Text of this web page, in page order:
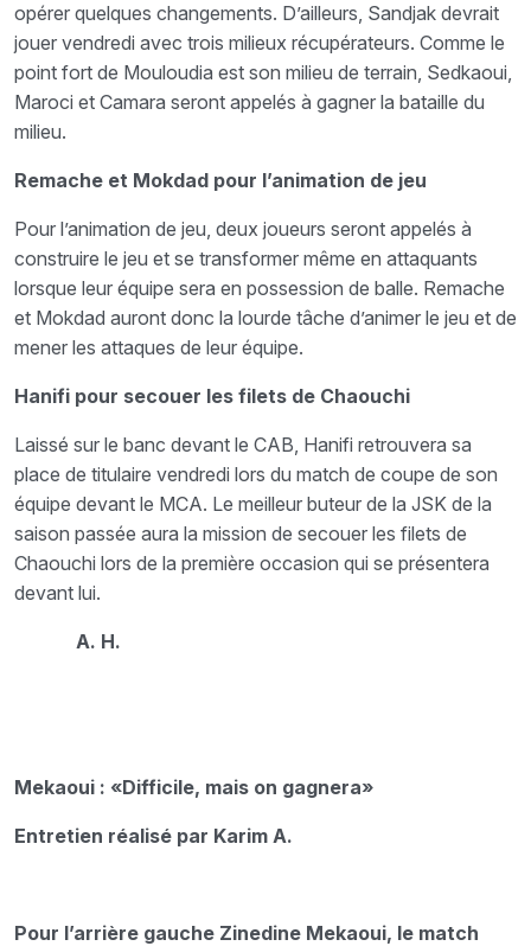
opérer quelques changements. D’ailleurs, Sandjak devrait
jouer vendredi avec trois milieux récupérateurs. Comme le
point fort de Mouloudia est son milieu de terrain, Sedkaoui,
Maroci et Camara seront appelés à gagner la bataille du
milieu.
Remache et Mokdad pour l’animation de jeu
Pour l’animation de jeu, deux joueurs seront appelés à
construire le jeu et se transformer même en attaquants
lorsque leur équipe sera en possession de balle. Remache
et Mokdad auront donc la lourde tâche d’animer le jeu et de
mener les attaques de leur équipe.
Hanifi pour secouer les filets de Chaouchi
Laissé sur le banc devant le CAB, Hanifi retrouvera sa
place de titulaire vendredi lors du match de coupe de son
équipe devant le MCA. Le meilleur buteur de la JSK de la
saison passée aura la mission de secouer les filets de
Chaouchi lors de la première occasion qui se présentera
devant lui.
A. H.
Mekaoui : «Difficile, mais on gagnera»
Entretien réalisé par Karim A.
Pour l’arrière gauche Zinedine Mekaoui, le match